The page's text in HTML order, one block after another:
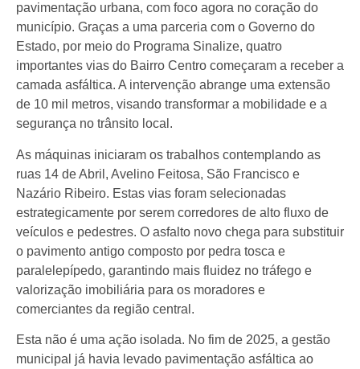
pavimentação urbana, com foco agora no coração do
município. Graças a uma parceria com o Governo do
Estado, por meio do Programa Sinalize, quatro
importantes vias do Bairro Centro começaram a receber a
camada asfáltica. A intervenção abrange uma extensão
de 10 mil metros, visando transformar a mobilidade e a
segurança no trânsito local.
As máquinas iniciaram os trabalhos contemplando as
ruas 14 de Abril, Avelino Feitosa, São Francisco e
Nazário Ribeiro. Estas vias foram selecionadas
estrategicamente por serem corredores de alto fluxo de
veículos e pedestres. O asfalto novo chega para substituir
o pavimento antigo composto por pedra tosca e
paralelepípedo, garantindo mais fluidez no tráfego e
valorização imobiliária para os moradores e
comerciantes da região central.
Esta não é uma ação isolada. No fim de 2025, a gestão
municipal já havia levado pavimentação asfáltica ao